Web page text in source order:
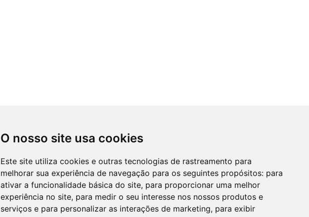
O nosso site usa cookies
Este site utiliza cookies e outras tecnologias de rastreamento para
melhorar sua experiência de navegação para os seguintes propósitos: para
ativar a funcionalidade básica do site, para proporcionar uma melhor
experiência no site, para medir o seu interesse nos nossos produtos e
serviços e para personalizar as interações de marketing, para exibir